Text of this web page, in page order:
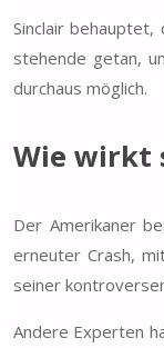
Sinclair
stehende getan,
durchaus möglich.
Wie wirkt
Der Amerikaner
erneuter Crash,
seiner
Andere Experten